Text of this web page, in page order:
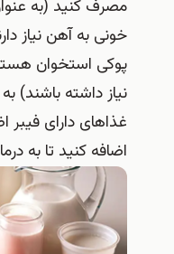
مصرف کنید (به
خونی به آهن نیاز
پوکی استخوان
نیاز داشته باشند)
غذاهای دارای فیبر
اضافه کنید تا به